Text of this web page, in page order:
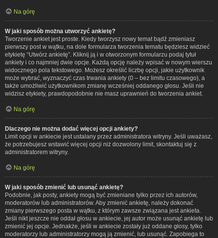
Na górę
W jaki sposób można utworzyć ankietę?
Tworzenie ankiet jest proste. Kiedy tworzysz nowy temat bądź zmieniasz
pierwszy post w wątku, na dole formularza tworzenia tematu będziesz widzieć
etykietę “Utwórz ankietę”. Kliknij ją i w otworzonym formularzu podaj tytuł
ankiety i co najmniej dwie opcje. Każdą opcję należy wpisać w nowym wierszu
widocznego pola tekstowego. Możesz określić liczbę opcji, jakie użytkownik
może wybrać, wyznaczyć czas trwania ankiety (0 – bez limitu czasowego), a
także umożliwić użytkownikom zmianę wcześniej oddanego głosu. Jeśli nie
widzisz etykiety, prawdopodobnie nie masz uprawnień do tworzenia ankiet.
Na górę
Dlaczego nie można dodać więcej opcji ankiety?
Limit opcji w ankiecie jest ustalany przez administratora witryny. Jeśli uważasz,
że potrzebujesz wstawić więcej opcji niż dozwolony limit, skontaktuj się z
administratorem witryny.
Na górę
W jaki sposób zmienić lub usunąć ankietę?
Podobnie, jak posty, ankiety mogą być zmieniane tylko przez ich autorów,
moderatorów lub administratorów. Aby zmienić ankietę, należy dokonać
zmiany pierwszego posta w wątku, z którym zawsze związana jest ankieta.
Jeśli nikt jeszcze nie oddał głosu w ankiecie, jej autor może usunąć ankietę lub
zmienić jej opcje. Jednakże, jeśli w ankiecie zostały już oddane głosy, tylko
moderatorzy lub administratorzy mogą ją zmienić, lub usunąć. Zapobiega to